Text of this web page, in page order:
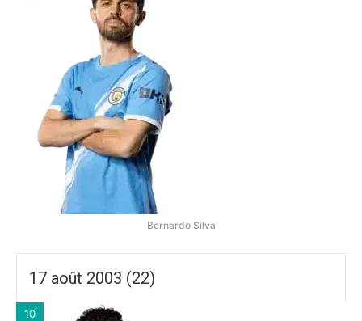
Bernardo Silva
17 août 2003 (22)
10